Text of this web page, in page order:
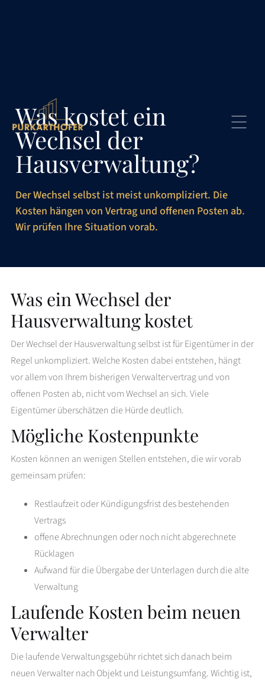
Was kostet ein
Wechsel der
Hausverwaltung?
Der Wechsel selbst ist meist unkompliziert. Die
Kosten hängen von Vertrag und offenen Posten ab.
Wir prüfen Ihre Situation vorab.
Was ein Wechsel der
Hausverwaltung kostet
Der Wechsel der Hausverwaltung selbst ist für Eigentümer in der
Regel unkompliziert. Welche Kosten dabei entstehen, hängt
vor allem von Ihrem bisherigen Verwaltervertrag und von
offenen Posten ab, nicht vom Wechsel an sich. Viele
Eigentümer überschätzen die Hürde deutlich.
Mögliche Kostenpunkte
Kosten können an wenigen Stellen entstehen, die wir vorab
gemeinsam prüfen:
Restlaufzeit oder Kündigungsfrist des bestehenden
Vertrags
offene Abrechnungen oder noch nicht abgerechnete
Rücklagen
Aufwand für die Übergabe der Unterlagen durch die alte
Verwaltung
Laufende Kosten beim neuen
Verwalter
Die laufende Verwaltungsgebühr richtet sich danach beim
neuen Verwalter nach Objekt und Leistungsumfang. Wichtig ist,